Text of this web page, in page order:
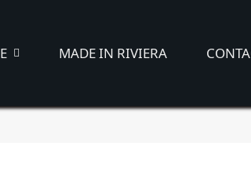
MADE IN RIVIERA